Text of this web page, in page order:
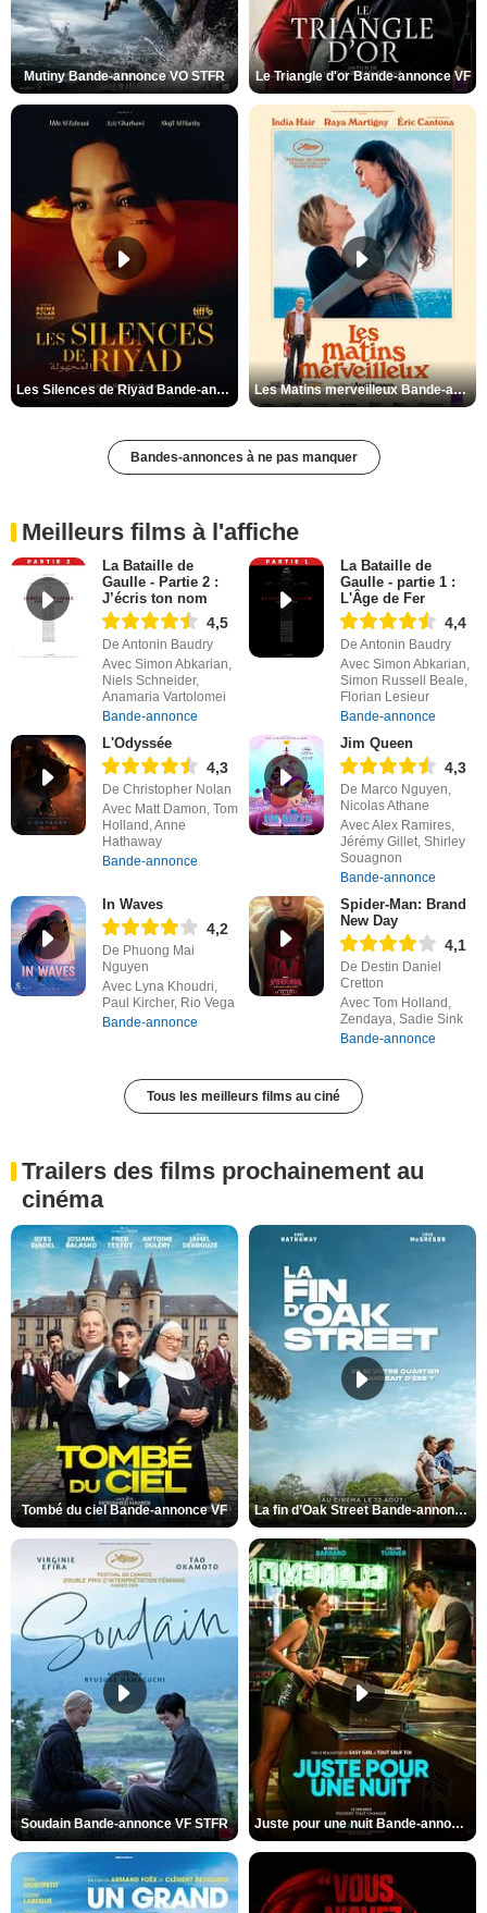
Mutiny Bande-annonce VO STFR Le Triangle d'or Bande-annonce VF
Les Silences de Riyad Bande-annonce VO STFR Les Matins merveilleux Bande-annonce VF
Bandes-annonces à ne pas manquer
Meilleurs films à l'affiche
La Bataille de
Gaulle - Partie 2 :
J’écris ton nom
4,5
De Antonin Baudry
Avec Simon Abkarian,
Niels Schneider,
Anamaria Vartolomei
Bande-annonce
La Bataille de
Gaulle - partie 1 :
L'Âge de Fer
4,4
De Antonin Baudry
Avec Simon Abkarian,
Simon Russell Beale,
Florian Lesieur
Bande-annonce
L'Odyssée
4,3
De Christopher Nolan
Avec Matt Damon, Tom
Holland, Anne
Hathaway
Bande-annonce
Jim Queen
4,3
De Marco Nguyen,
Nicolas Athane
Avec Alex Ramires,
Jérémy Gillet, Shirley
Souagnon
Bande-annonce
In Waves
4,2
De Phuong Mai
Nguyen
Avec Lyna Khoudri,
Paul Kircher, Rio Vega
Bande-annonce
Spider-Man: Brand
New Day
4,1
De Destin Daniel
Cretton
Avec Tom Holland,
Zendaya, Sadie Sink
Bande-annonce
Tous les meilleurs films au ciné
Trailers des films prochainement au
cinéma
Tombé du ciel Bande-annonce VF La fin d’Oak Street Bande-annonce VO STFR
Soudain Bande-annonce VF STFR Juste pour une nuit Bande-annonce VO STFR